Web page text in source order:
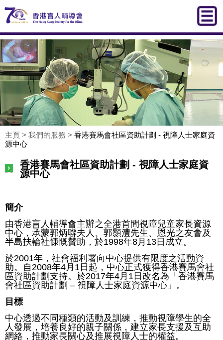
主頁 > 我們的服務 > 香港賽馬會社區資助計劃 - 視障人士家庭資
源中心
香港賽馬會社區資助計劃 - 視障人士家庭資
源中心
簡介
由香港盲人輔導會主辦之全港首間視障兒童家長資源
中心，承蒙郭炳聯夫人、郭顥澧先生、恩光之友會及
半島扶輪社慷慨贊助，於1998年8月13日成立。
於2001年，社會福利署向中心提供有限度之活動資
助。自2008年4月1日起，中心正式獲得香港賽馬會社
區資助計劃支持。於2017年4月1日改名為「香港賽馬
會社區資助計劃 – 視障人士家庭資源中心」。
目標
中心透過不同種類的活動及訓練，推動視障學生的全
人發展，培養良好的親子關係，建立家長支援及互助
網絡，推動家長關心及推展視障人士的權益。